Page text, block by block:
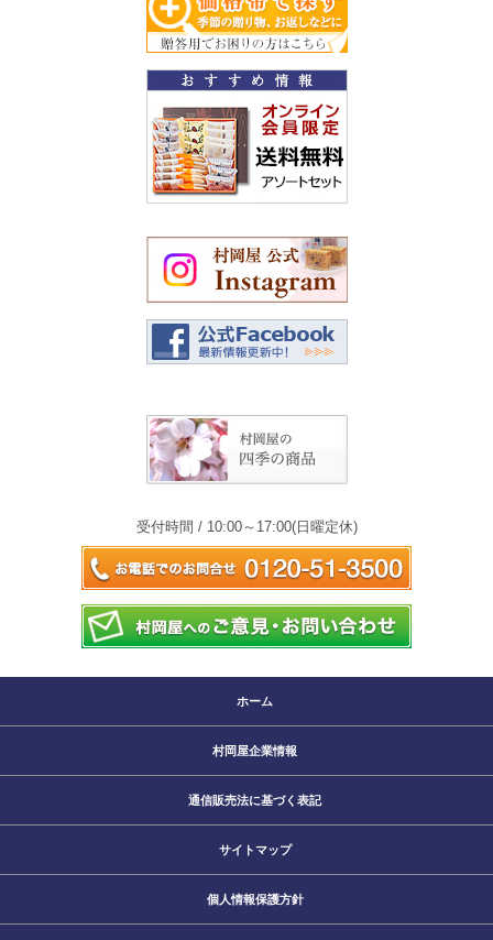
受付時間 / 10:00～17:00(日曜定休)
ホーム
村岡屋企業情報
通信販売法に基づく表記
サイトマップ
個人情報保護方針